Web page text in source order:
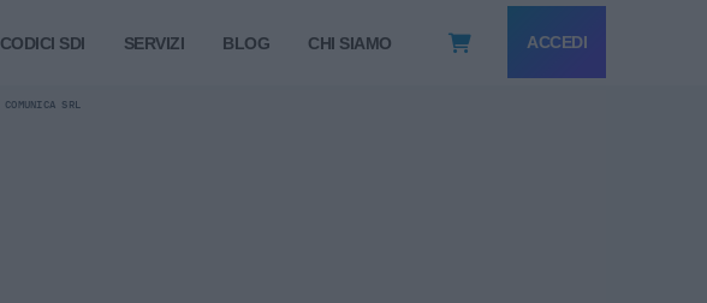
CODICI SDI SERVIZI BLOG CHI SIAMO ACCEDI
COMUNICA SRL